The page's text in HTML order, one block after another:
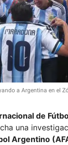
a Argentina en el
de
una
Argentino